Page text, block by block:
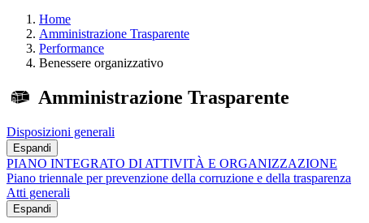
Home
Amministrazione Trasparente
Performance
Benessere organizzativo
Amministrazione Trasparente
Disposizioni generali
Espandi
PIANO INTEGRATO DI ATTIVITÀ E ORGANIZZAZIONE
Piano triennale per prevenzione della corruzione e della trasparenza
Atti generali
Espandi